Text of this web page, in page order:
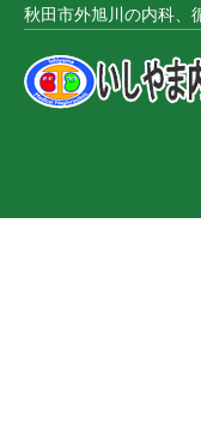
秋田市外旭川の内科、